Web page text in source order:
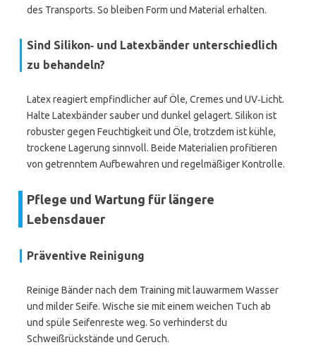
des Transports. So bleiben Form und Material erhalten.
Sind Silikon‑ und Latexbänder unterschiedlich
zu behandeln?
Latex reagiert empfindlicher auf Öle, Cremes und UV‑Licht.
Halte Latexbänder sauber und dunkel gelagert. Silikon ist
robuster gegen Feuchtigkeit und Öle, trotzdem ist kühle,
trockene Lagerung sinnvoll. Beide Materialien profitieren
von getrenntem Aufbewahren und regelmäßiger Kontrolle.
Pflege und Wartung für längere
Lebensdauer
Präventive Reinigung
Reinige Bänder nach dem Training mit lauwarmem Wasser
und milder Seife. Wische sie mit einem weichen Tuch ab
und spüle Seifenreste weg. So verhinderst du
Schweißrückstände und Geruch.